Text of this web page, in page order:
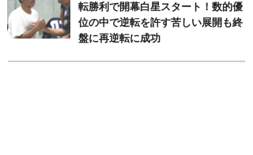
転勝利で開幕白星スタート！数的優
位の中で逆転を許す苦しい展開も終
盤に再逆転に成功